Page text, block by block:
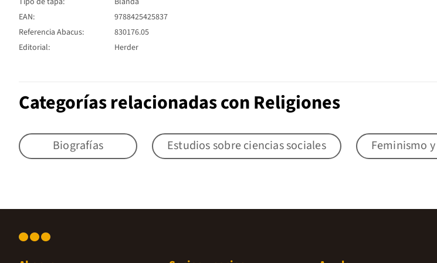
EAN:
9788425425837
Referencia Abacus:
830176.05
Editorial:
Herder
Categorías relacionadas con Religiones
Biografías Estudios sobre ciencias sociales Feminismo